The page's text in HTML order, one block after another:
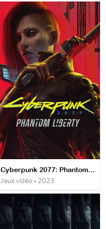
Cyberpunk 2077: Phantom Liberty
Jeux vidéo • 2023